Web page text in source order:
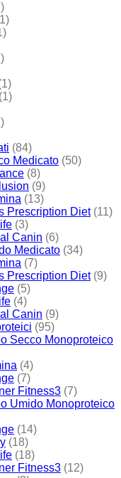
(1)
(84)
Medicato (50)
(8)
(9)
(13)
Prescription Diet (11)
(3)
Canin (6)
Medicato (34)
(7)
Prescription Diet (9)
(5)
(4)
Canin (9)
(95)
Secco Monoproteico
(4)
(7)
Fitness3 (7)
Umido Monoproteico
(14)
(18)
(18)
Fitness3 (12)